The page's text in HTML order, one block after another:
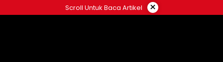
ke
Scroll Untuk Baca Artikel ×